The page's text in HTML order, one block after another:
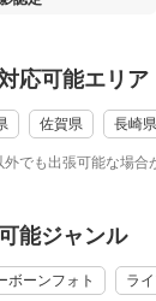
手や足、ふわふわ
今しかない愛おし
参り・七五三につ
りや七五三では、
なども丁寧に残し
の撮影経験も豊富
応可能エリア
佐賀県 長崎県
でも出張可能な場合
能ジャンル
ボーンフォト ラ